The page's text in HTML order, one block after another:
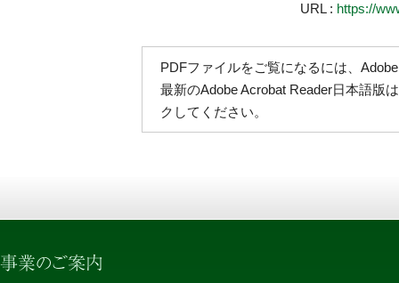
URL : https://
PDFファイルをご覧になるには、
最新のAdobe Acrobat Reader日本語版
クしてください。